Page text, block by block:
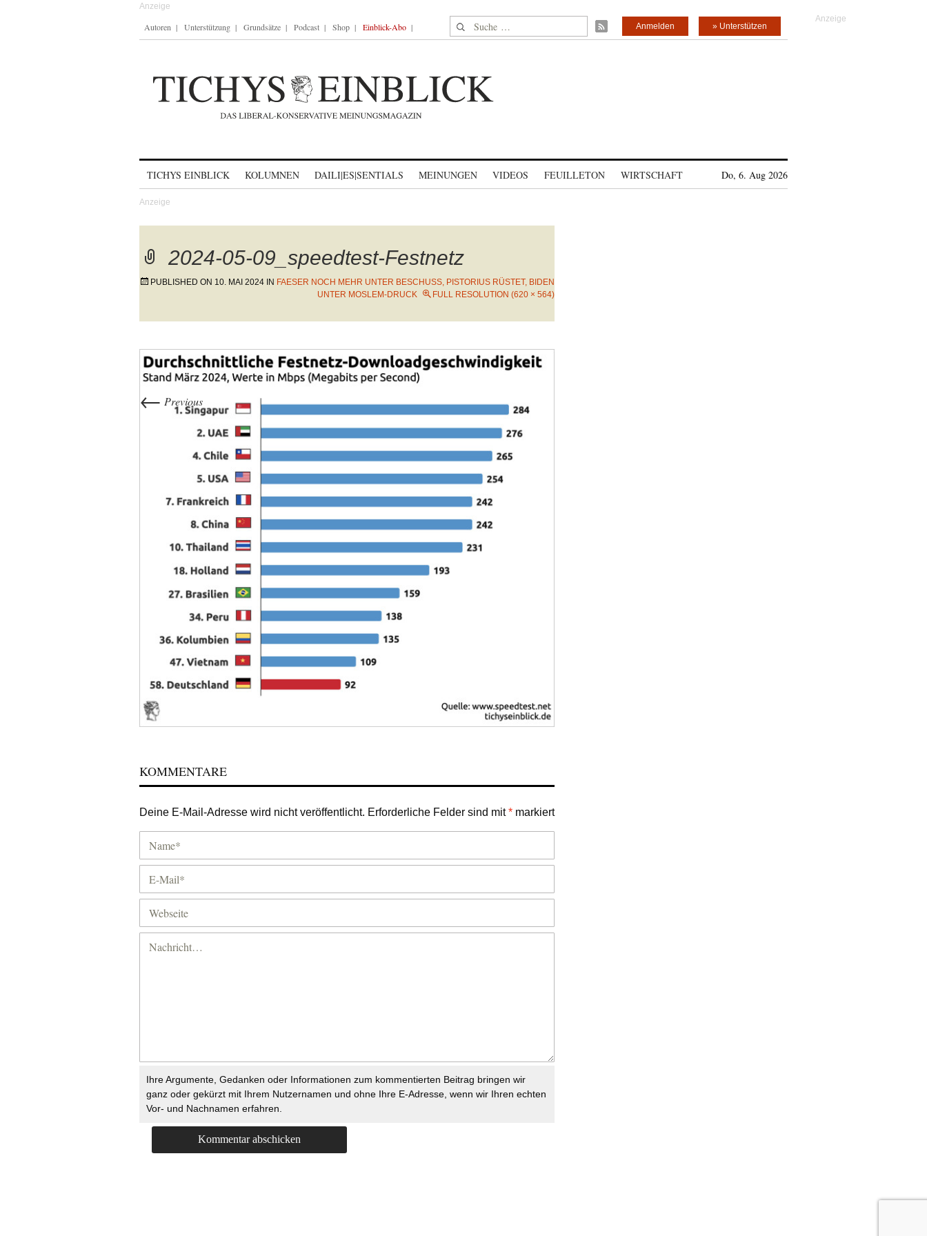
Autoren Unterstützung Grundsätze Podcast Shop Einblick-Abo Suche nach: » Unterstützen
Anmelden
TICHYS EINBLICK KOLUMNEN DAILI|ES|SENTIALS MEINUNGEN VIDEOS FEUILLETON WIRTSCHAFT Do, 6. Aug 2026
2024-05-09_speedtest-Festnetz
PUBLISHED ON 10. MAI 2024 IN FAESER NOCH MEHR UNTER BESCHUSS, PISTORIUS RÜSTET, BIDEN
UNTER MOSLEM-DRUCK
FULL RESOLUTION (620 × 564)
← Previous
KOMMENTARE
Deine E-Mail-Adresse wird nicht veröffentlicht. Erforderliche Felder sind mit* markiert
Ihre Argumente, Gedanken oder Informationen zum kommentierten Beitrag bringen wir
ganz oder gekürzt mit Ihrem Nutzernamen und ohne Ihre E-Adresse, wenn wir Ihren echten
Vor- und Nachnamen erfahren.